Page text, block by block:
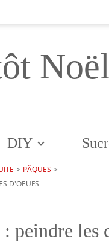
DIY
> PÂQUES >
D'OEUFS
peindre les